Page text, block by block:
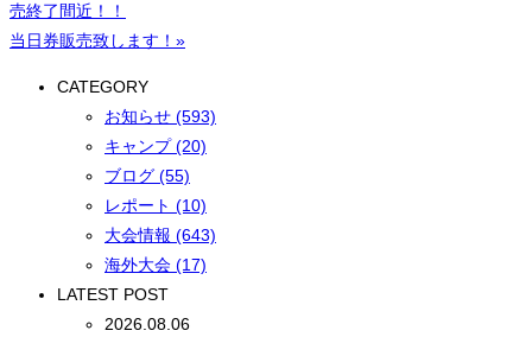
売終了間近！！
当日券販売致します！»
CATEGORY
お知らせ (593)
キャンプ (20)
ブログ (55)
レポート (10)
大会情報 (643)
海外大会 (17)
LATEST POST
2026.08.06